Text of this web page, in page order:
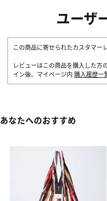
ユーザ
この商品に寄せられたカスタマー
レビューはこの商品を購入した方
イン後、マイページ内 購入履歴一
あなたへのおすすめ